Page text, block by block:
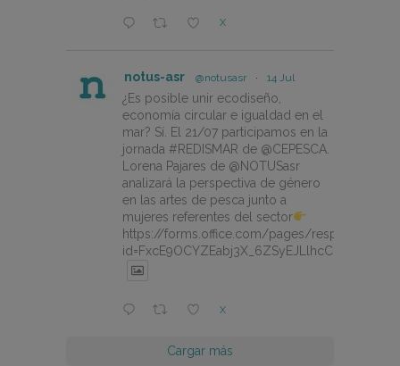
X
notus-asr @notusasr · 14 Jul
¿Es posible unir ecodiseño,
economía circular e igualdad en el
mar? Sí. El 21/07 participamos en la
jornada #REDISMAR de @CEPESCA.
Lorena Pajares de @NOTUSasr
analizará la perspectiva de género
en las artes de pesca junto a
mujeres referentes del sector
https://forms.office.com/pages/
X
Cargar más